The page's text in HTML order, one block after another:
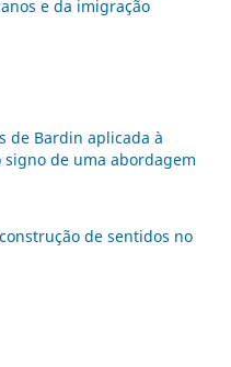
e da imigração
de Bardin aplicada à
de uma abordagem
de sentidos no